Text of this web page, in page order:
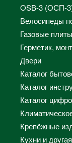
OSB-3 (ОСП-
Велосипеды
Газовые
Герметик,
Двери
Каталог
Каталог
Каталог
Крепёжные
Кухни и